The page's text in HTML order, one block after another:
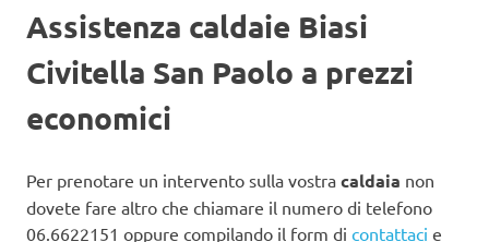
Assistenza caldaie Biasi
Civitella San Paolo a prezzi
economici
Per prenotare un intervento sulla vostra caldaia non
dovete fare altro che chiamare il numero di telefono
06.6622151 oppure compilando il form di contattaci e